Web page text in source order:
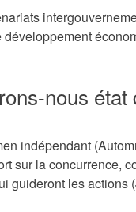
développement
nous état
indépendant
sur la concurrence,
guideront les actions